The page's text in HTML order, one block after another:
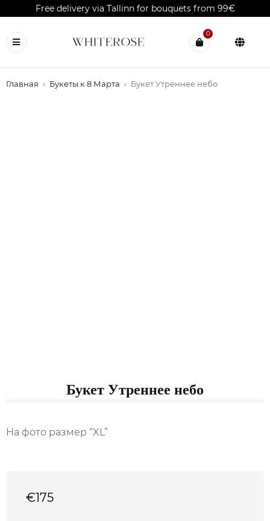
Free delivery via Tallinn for bouquets from 99€
0
Главная › Букеты к 8 Марта › Букет Утреннее небо
Букет Утреннее небо
На фото размер “XL”
€175